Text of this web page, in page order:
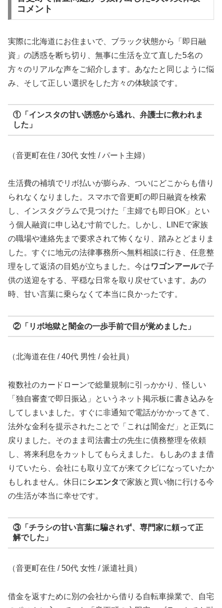
コメント
実際に北海道にお住まいで、ブラック状態から「即日融
資」の誘惑を断ち切り、無事に生活を立て直した5名の
方々のリアルな声をご紹介します。あなたと同じように悩
み、そして正しい選択をした方々の体験談です。
①「インスタの甘い誘惑から逃れ、弁護士に救われま
した」
（音更町在住 / 30代 女性 / パート主婦）
生活費の補填でリボ払いが膨らみ、ついにどこからも借り
られなくなりました。スマホで音更町の即日融資を検索
し、インスタグラムで見つけた「主婦でも即日OK」とい
う個人融資に申し込む寸前でした。しかし、LINEで家族
の職場や連絡先まで要求されて怖くなり、踏みとどまりま
した。すぐに地元の法律事務所へ無料相談に行き、任意整
理をして返済の目処が立ちました。今はワゴンアールで子
供の送迎をする、平穏な日常を取り戻せています。あの
時、甘い言葉に乗らなくて本当に良かったです。
②「リボ地獄と闇金の一歩手前で目が覚めました」
（北海道在住 / 40代 男性 / 会社員）
複数社のカードローンで総量規制に引っかかり、怪しい
「独自審査で即日振込」というネット掲示板に書き込みを
してしまいました。すぐに非通知で電話がかかってきて、
法外な金利を提示されたことで「これは闇金だ」と正気に
戻りました。そのまま司法書士の先生に債務整理を依頼
し、将来利息をカットしてもらえました。もしあのまま借
りていたら、会社にも取り立てが来てクビになっていたか
もしれません。休日にシエンタで家族と買い物に行ける今
の生活が本当に幸せです。
③「チラシの甘い言葉に騙されず、専門家に頼って正
解でした」
（音更町在住 / 50代 女性 / 派遣社員）
借金を返すために別の会社から借りる自転車操業で、自宅